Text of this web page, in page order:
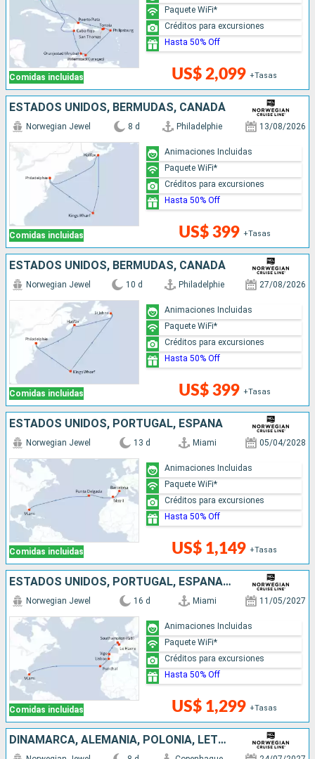
Comidas incluidas US$ 2,099 +Tasas
Paquete WiFi*
Créditos para excursiones
Hasta 50% Off
ESTADOS UNIDOS, BERMUDAS, CANADÁ
Comidas incluidas
Norwegian Jewel 8 d Philadelphie 13/08/2026
US$ 399 +Tasas
Animaciones Incluidas
Paquete WiFi*
Créditos para excursiones
Hasta 50% Off
ESTADOS UNIDOS, BERMUDAS, CANADÁ
Comidas incluidas
Norwegian Jewel 10 d Philadelphie 27/08/2026
US$ 399 +Tasas
Animaciones Incluidas
Paquete WiFi*
Créditos para excursiones
Hasta 50% Off
ESTADOS UNIDOS, PORTUGAL, ESPAÑA
Comidas incluidas
Norwegian Jewel 13 d Miami 05/04/2028
US$ 1,149 +Tasas
Animaciones Incluidas
Paquete WiFi*
Créditos para excursiones
Hasta 50% Off
ESTADOS UNIDOS, PORTUGAL, ESPAÑA, FRANCIA, REINO UNIDO
Comidas incluidas
Norwegian Jewel 16 d Miami 11/05/2027
US$ 1,299 +Tasas
Animaciones Incluidas
Paquete WiFi*
Créditos para excursiones
Hasta 50% Off
DINAMARCA, ALEMANIA, POLONIA, LETONIA, SUECIA, ESTONIA, FINLANDIA